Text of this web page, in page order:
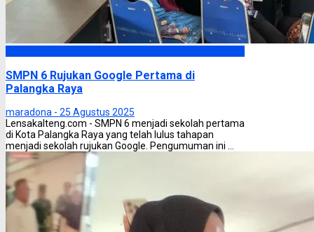
SMPN 6 Rujukan Google Pertama di
Palangka Raya
maradona - 25 Agustus 2025
Lensakalteng.com - SMPN 6 menjadi sekolah pertama
di Kota Palangka Raya yang telah lulus tahapan
menjadi sekolah rujukan Google. Pengumuman ini ...